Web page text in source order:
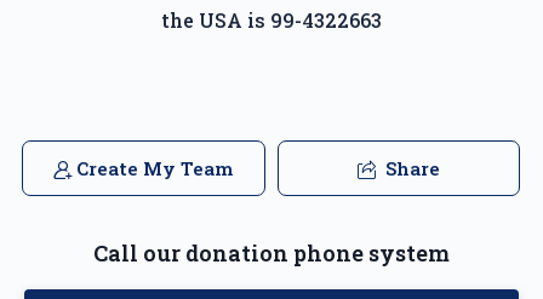
the USA is 99-4322663
Create My Team Share
Call our donation phone system